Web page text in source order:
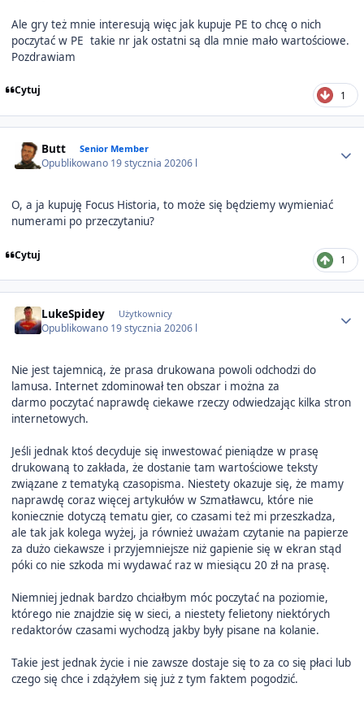
Ale gry też mnie interesują więc jak kupuje PE to chcę o nich
poczytać w PE takie nr jak ostatni są dla mnie mało wartościowe.
Pozdrawiam
Cytuj 1
Butt Senior Member
Opublikowano 19 stycznia 20206 l
O, a ja kupuję Focus Historia, to może się będziemy wymieniać
numerami po przeczytaniu?
Cytuj 1
LukeSpidey Użytkownicy
Opublikowano 19 stycznia 20206 l
Nie jest tajemnicą, że prasa drukowana powoli odchodzi do
lamusa. Internet zdominował ten obszar i można za
darmo poczytać naprawdę ciekawe rzeczy odwiedzając kilka stron
internetowych.
Jeśli jednak ktoś decyduje się inwestować pieniądze w prasę
drukowaną to zakłada, że dostanie tam wartościowe teksty
związane z tematyką czasopisma. Niestety okazuje się, że mamy
naprawdę coraz więcej artykułów w Szmatławcu, które nie
koniecznie dotyczą tematu gier, co czasami też mi przeszkadza,
ale tak jak kolega wyżej, ja również uważam czytanie na papierze
za dużo ciekawsze i przyjemniejsze niż gapienie się w ekran stąd
póki co nie szkoda mi wydawać raz w miesiącu 20 zł na prasę.
Niemniej jednak bardzo chciałbym móc poczytać na poziomie,
którego nie znajdzie się w sieci, a niestety felietony niektórych
redaktorów czasami wychodzą jakby były pisane na kolanie.
Takie jest jednak życie i nie zawsze dostaje się to za co się płaci lub
czego się chce i zdążyłem się już z tym faktem pogodzić.